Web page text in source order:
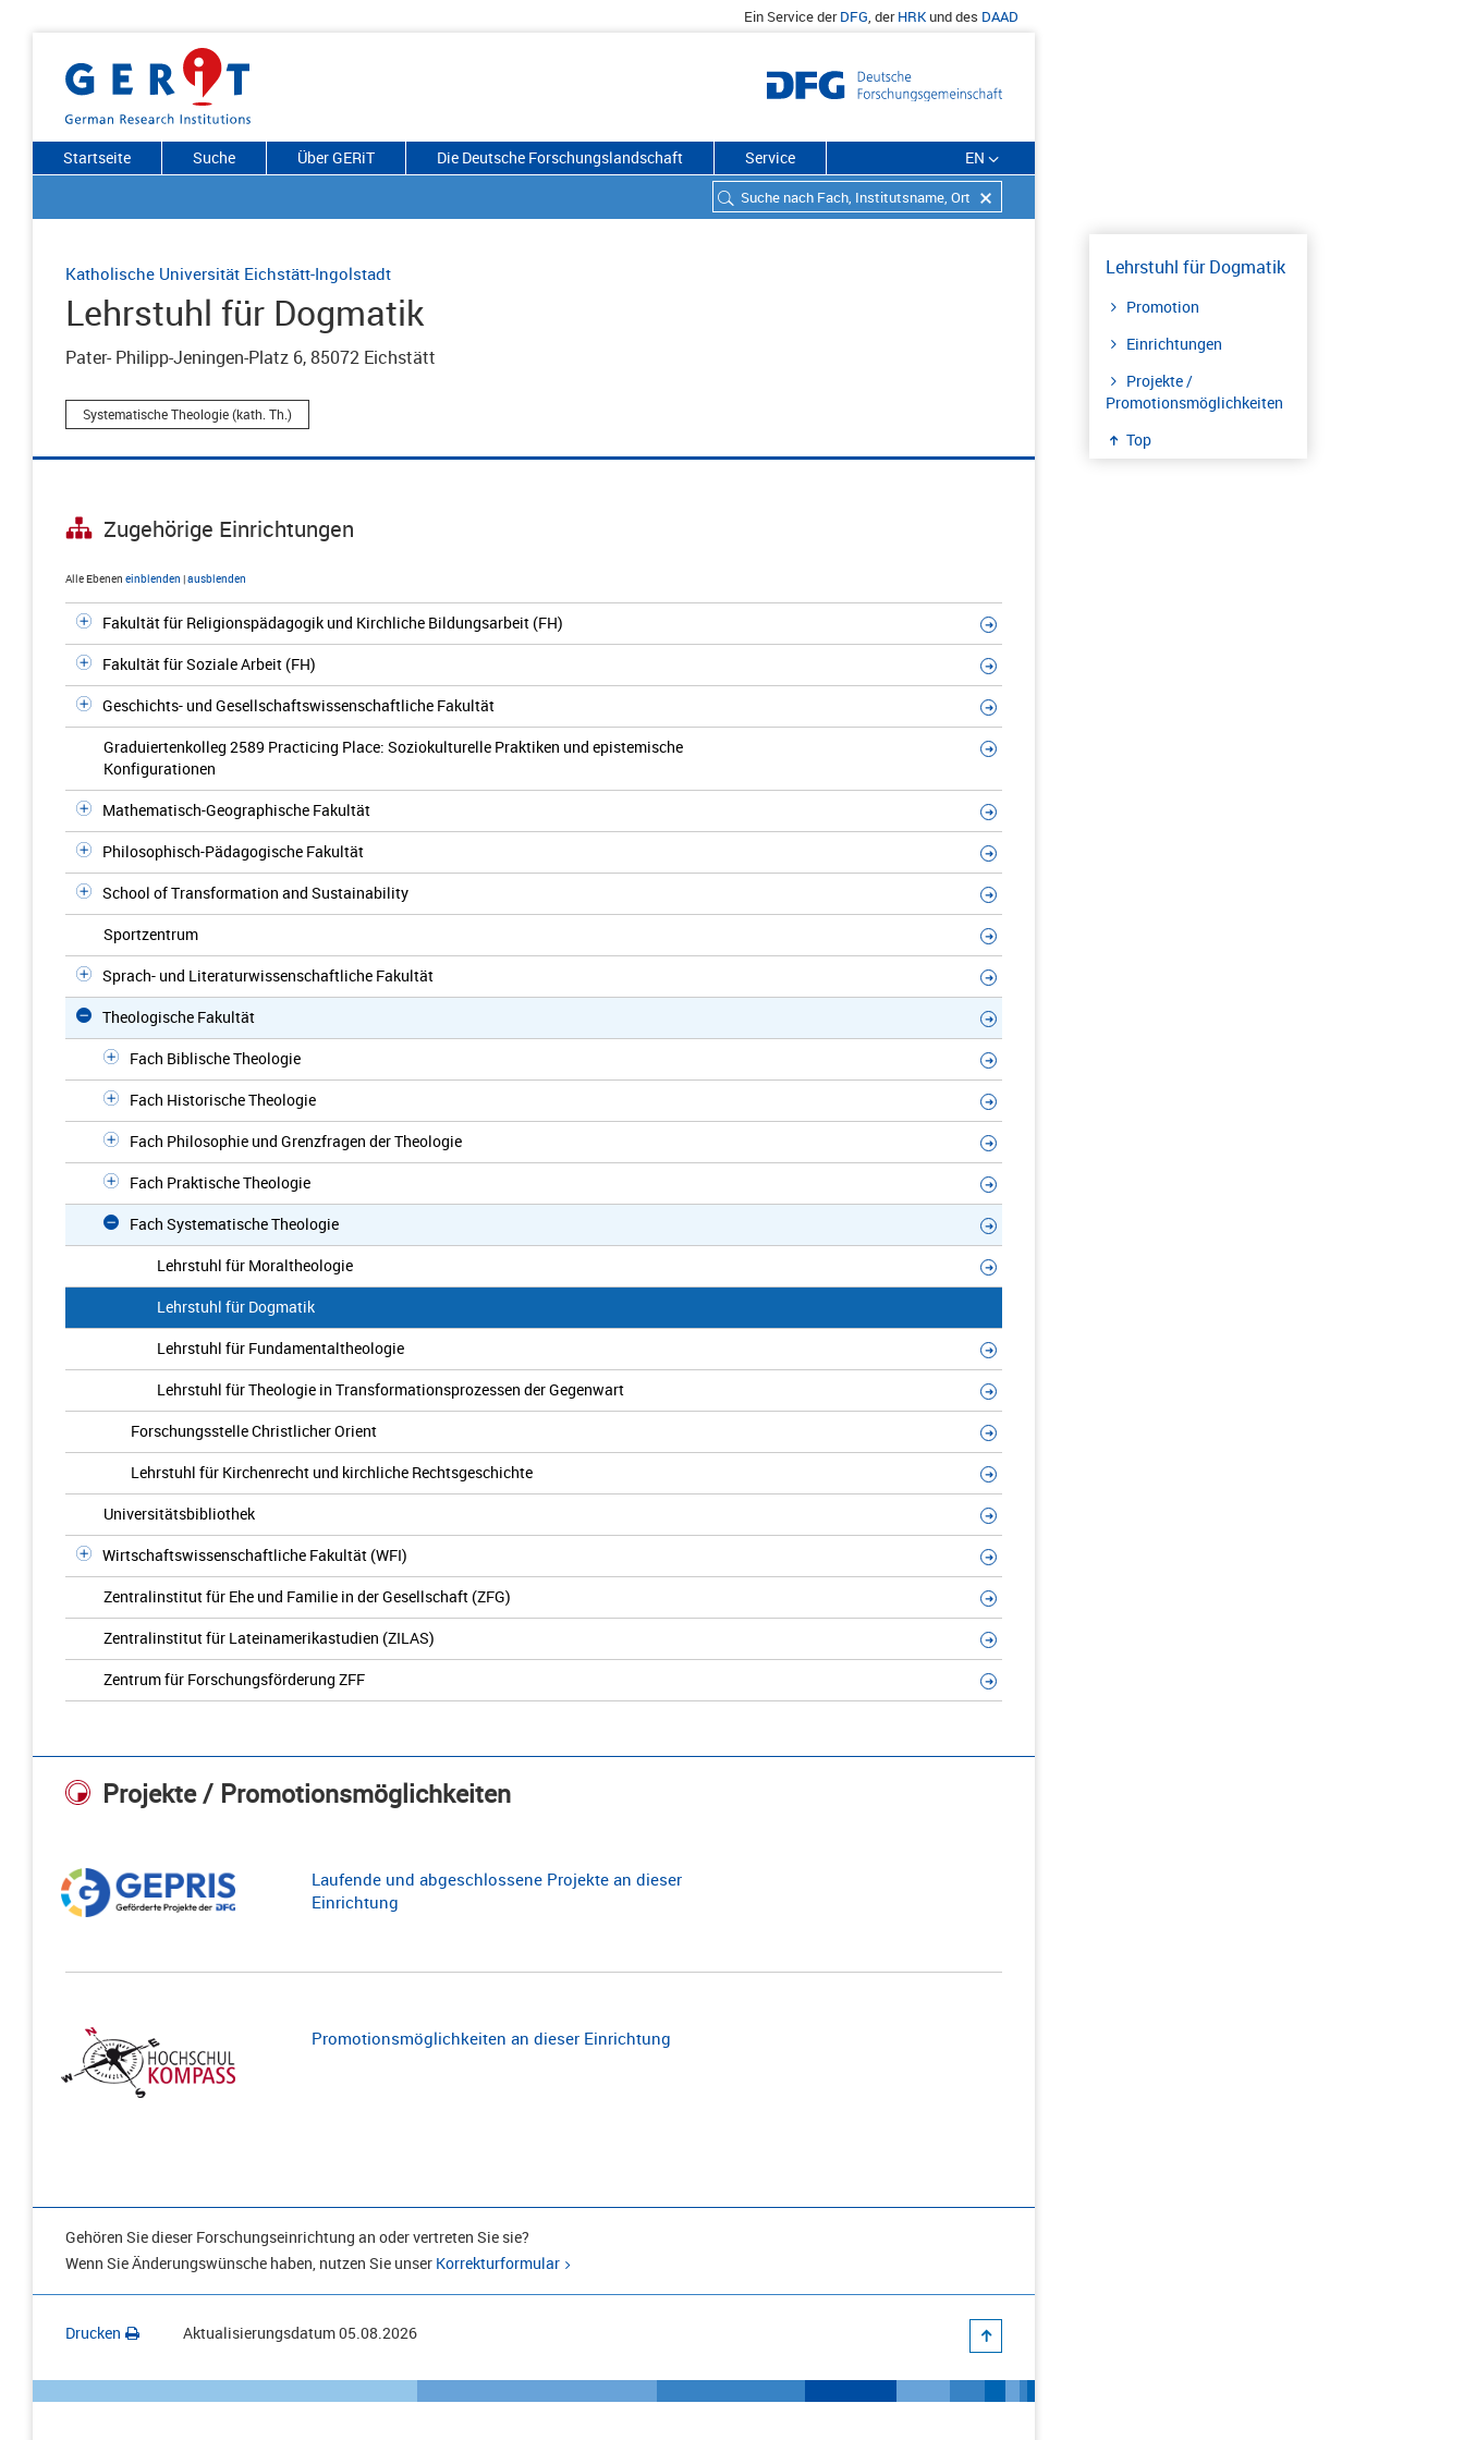
Ein Service derDFG, derHRKund des DAAD
Startseite Suche Über GERiT Die Deutsche Forschungslandschaft Service EN
Lehrstuhl für Dogmatik
Promotion
Einrichtungen
Projekte /
Promotionsmöglichkeiten
Top
Katholische Universität Eichstätt-Ingolstadt
Lehrstuhl für Dogmatik
Pater- Philipp-Jeningen-Platz 6, 85072 Eichstätt
Systematische Theologie (kath. Th.)
Zugehörige Einrichtungen
Alle Ebenen einblenden |ausblenden
Fakultät für Religionspädagogik und Kirchliche Bildungsarbeit (FH)
Fakultät für Soziale Arbeit (FH)
Geschichts- und Gesellschaftswissenschaftliche Fakultät
Graduiertenkolleg 2589 Practicing Place: Soziokulturelle Praktiken und epistemische
Konfigurationen
Mathematisch-Geographische Fakultät
Philosophisch-Pädagogische Fakultät
School of Transformation and Sustainability
Sportzentrum
Sprach- und Literaturwissenschaftliche Fakultät
Theologische Fakultät
Fach Biblische Theologie
Fach Historische Theologie
Fach Philosophie und Grenzfragen der Theologie
Fach Praktische Theologie
Fach Systematische Theologie
Lehrstuhl für Moraltheologie
Lehrstuhl für Dogmatik
Lehrstuhl für Fundamentaltheologie
Lehrstuhl für Theologie in Transformationsprozessen der Gegenwart
Forschungsstelle Christlicher Orient
Lehrstuhl für Kirchenrecht und kirchliche Rechtsgeschichte
Universitätsbibliothek
Wirtschaftswissenschaftliche Fakultät (WFI)
Zentralinstitut für Ehe und Familie in der Gesellschaft (ZFG)
Zentralinstitut für Lateinamerikastudien (ZILAS)
Zentrum für Forschungsförderung ZFF
Projekte / Promotionsmöglichkeiten
Laufende und abgeschlossene Projekte an dieser
Einrichtung
Promotionsmöglichkeiten an dieser Einrichtung
Gehören Sie dieser Forschungseinrichtung an oder vertreten Sie sie?
Wenn Sie Änderungswünsche haben, nutzen Sie unser Korrekturformular
Drucken Aktualisierungsdatum05.08.2026